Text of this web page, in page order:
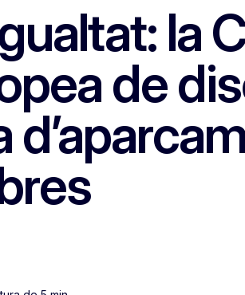
la
de